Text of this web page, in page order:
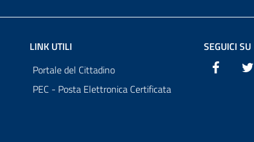
LINK UTILI
Portale del Cittadino
PEC - Posta Elettronica Certificata
SEGUICI SU
Facebook